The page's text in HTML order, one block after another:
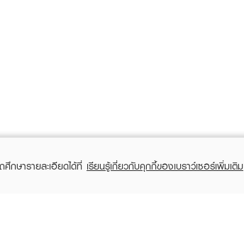
กษารายละเอียดได้ที่ เรียนรู้เกี่ยวกับคุกกี้ของเบราว์เซอร์เพิ่มเติม